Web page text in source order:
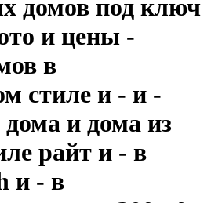
домов под ключ
и цены -
в
стиле и - и -
и дома из
райт и - в
и - в